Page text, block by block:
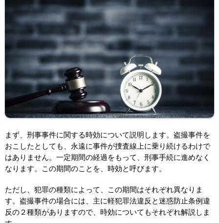
まず、刑事事件に関する時効について説明します。盗撮事件を
おこしたとしても、永遠に事件が捜査線上に乗り続けるわけで
はありません。一定期間の経過をもって、刑事手続に進めなく
なります。この期間のことを、時効と呼びます。
ただし、犯罪の種類によって、この期間はそれぞれ異なりま
す。盗撮事件の場合には、主に軽犯罪法違反と迷惑防止条例違
反の２種類がありますので、時効についてもそれぞれ解説しま